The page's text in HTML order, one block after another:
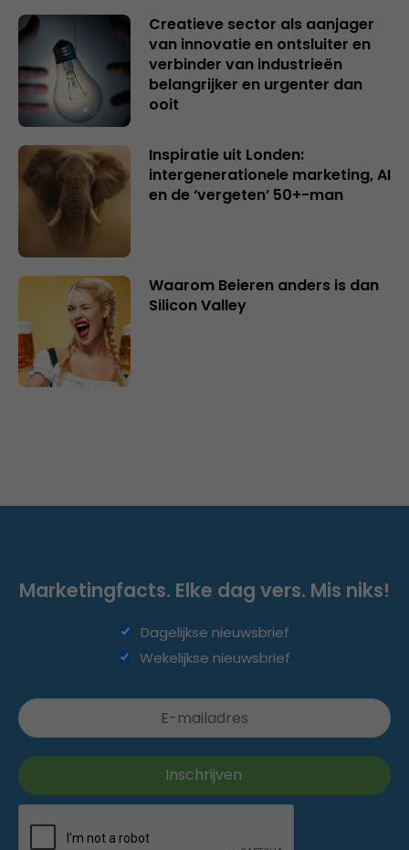
Creatieve sector als aanjager
van innovatie en ontsluiter en
verbinder van industrieën
belangrijker en urgenter dan
ooit
Inspiratie uit Londen:
intergenerationele marketing, AI
en de ‘vergeten’ 50+-man
Waarom Beieren anders is dan
Silicon Valley
Marketingfacts. Elke dag vers. Mis niks!
Dagelijkse nieuwsbrief
Wekelijkse nieuwsbrief